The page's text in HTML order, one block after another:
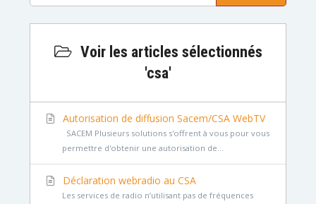
Voir les articles sélectionnés
'csa'
Autorisation de diffusion Sacem/CSA WebTV
SACEM Plusieurs solutions s'offrent à vous pour vous
permettre d'obtenir une autorisation de...
Déclaration webradio au CSA
Les services de radio n’utilisant pas de fréquences